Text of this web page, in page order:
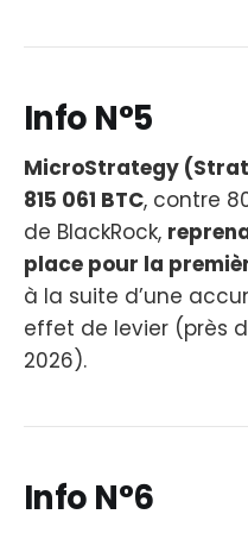
Info N°5
MicroStrategy
815 061 BTC, contre
de BlackRock,
place pour la
à la suite d’une
effet de levier (près
2026).
Info N°6